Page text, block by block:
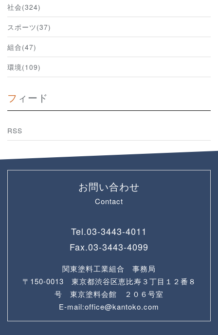
社会(324)
スポーツ(37)
組合(47)
環境(109)
フィード
RSS
お問い合わせ
Contact
Tel.03-3443-4011
Fax.03-3443-4099
関東塗料工業組合 事務局
〒150-0013 東京都渋谷区恵比寿３丁目１２番８
号 東京塗料会館 ２０６号室
E-mail:office@kantoko.com